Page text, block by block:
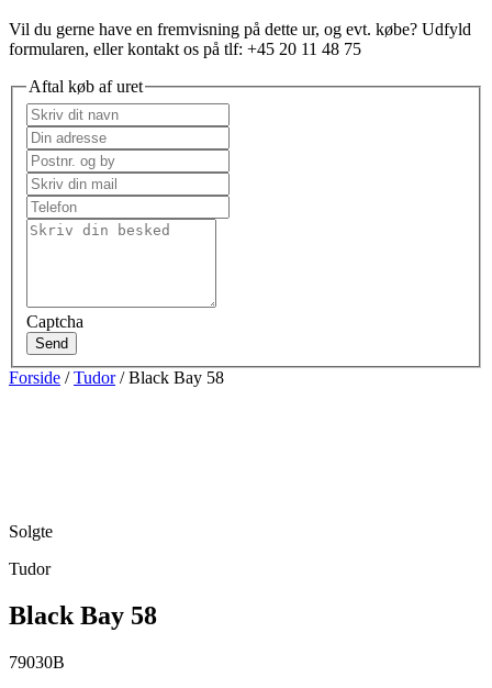
Vil du gerne have en fremvisning på dette ur, og evt. købe? Udfyld
formularen, eller kontakt os på tlf: +45 20 11 48 75
Aftal køb af uret
Captcha
Send
Forside /Tudor/ Black Bay 58
Solgte
Tudor
Black Bay 58
79030B